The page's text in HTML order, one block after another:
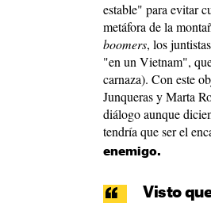
estable" para evitar
metáfora de la
boomers, los
"en un Vietnam",
carnaza). Con este
Junqueras y Marta
diálogo aunque
tendría que ser el
enemigo.
Visto